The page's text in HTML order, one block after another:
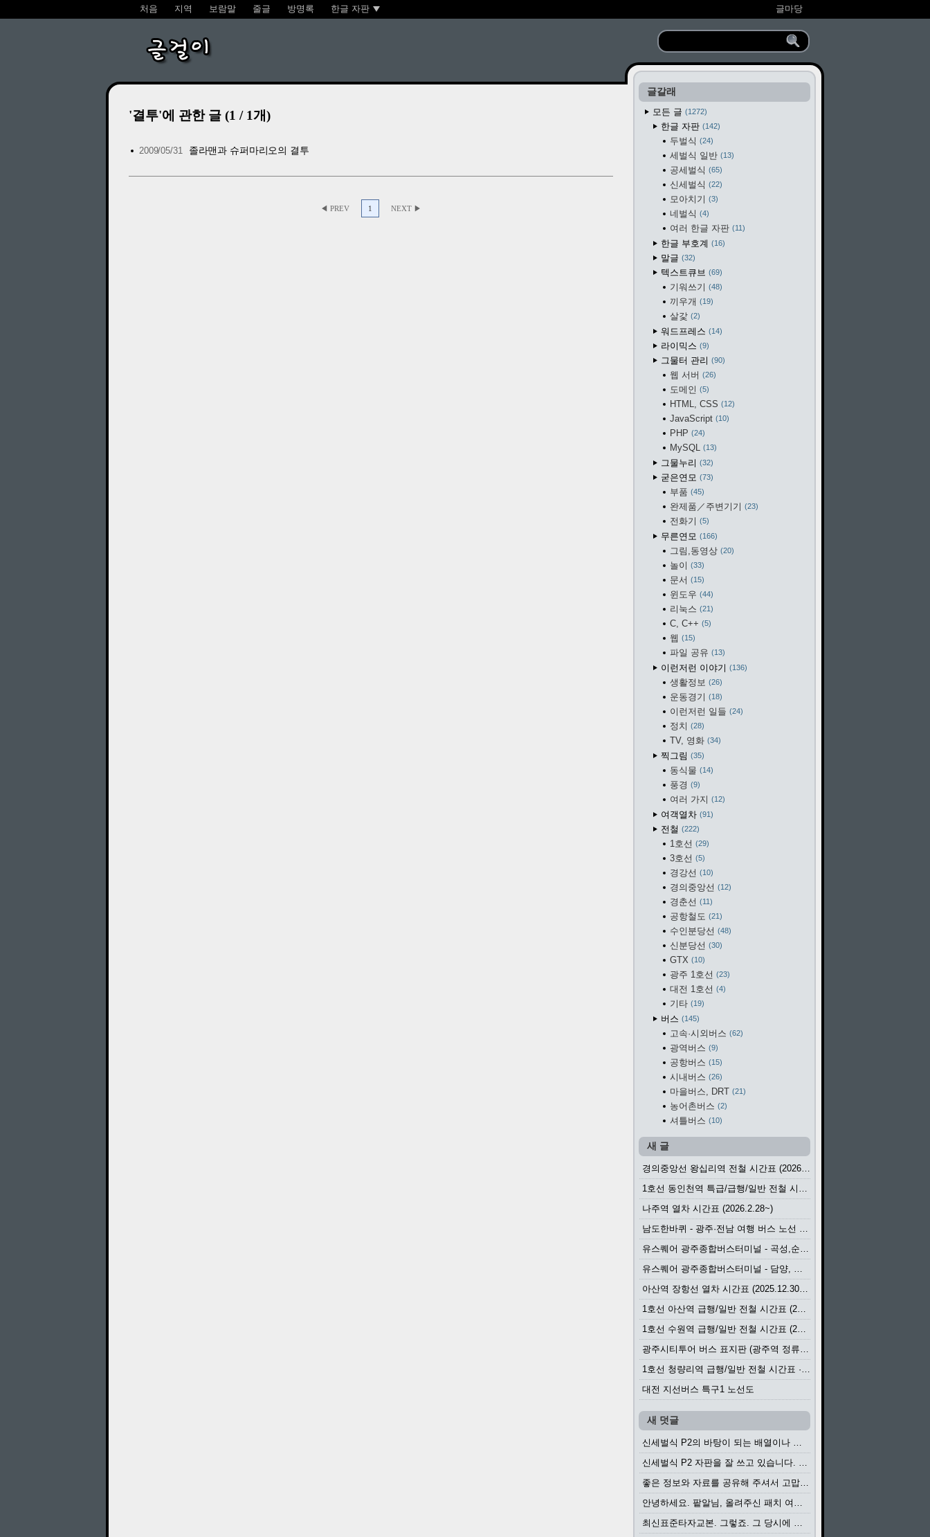
처음 지역 보람말 줄글 방명록 한글 자판 글마당
글걸이
'결투'에 관한 글 (1 / 1개)
2009/05/31 졸라맨과 슈퍼마리오의 결투
◀ PREV 1 NEXT ▶
글갈래
모든 글
1272
한글 자판 142
두벌식 24
세벌식 일반 13
공세벌식 65
신세벌식 22
모아치기 3
네벌식 4
여러 한글 자판 11
한글 부호계 16
말글 32
텍스트큐브 69
기워쓰기 48
끼우개 19
살갗 2
워드프레스 14
라이믹스 9
그물터 관리 90
웹 서버 26
도메인 5
HTML, CSS 12
JavaScript 10
PHP 24
MySQL 13
그물누리 32
굳은연모 73
부품 45
완제품／주변기기 23
전화기 5
무른연모 166
그림,동영상 20
놀이 33
문서 15
윈도우 44
리눅스 21
C, C++ 5
웹 15
파일 공유 13
이런저런 이야기 136
생활정보 26
운동경기 18
이런저런 일들 24
정치 28
TV, 영화 34
찍그림 35
동식물 14
풍경 9
여러 가지 12
여객열차 91
전철 222
1호선 29
3호선 5
경강선 10
경의중앙선 12
경춘선 11
공항철도 21
수인분당선 48
신분당선 30
GTX 10
광주 1호선 23
대전 1호선 4
기타 19
버스 145
고속·시외버스 62
광역버스 9
공항버스 15
시내버스 26
마을버스, DRT 21
농어촌버스 2
셔틀버스 10
새 글
경의중앙선 왕십리역 전철 시간표 (2026.4.20~)
1호선 동인천역 특급/급행/일반 전철 시간표 (2026.2.28~)
나주역 열차 시간표 (2026.2.28~)
남도한바퀴 - 광주·전남 여행 버스 노선 (2026.3.1~5.31)
유스퀘어 광주종합버스터미널 - 곡성,순천／화순,보성,율포 방면 시외버스 시간표 (2026.1.31)
유스퀘어 광주종합버스터미널 - 담양, 순창, 남원, 무주, 장수, 거창, 대구 방면 시외버스 시간표 (2026...
아산역 장항선 열차 시간표 (2025.12.30 기준) (무궁화호, ITX-마음, 새마을호, 서해금빛열차)
1호선 아산역 급행/일반 전철 시간표 (2025.12.30~)
1호선 수원역 급행/일반 전철 시간표 (2025.12.30~)
광주시티투어 버스 표지판 (광주역 정류장) (2024?)
1호선 청량리역 급행/일반 전철 시간표 · 노선도 (2025.12.30~)
대전 지선버스 특구1 노선도
새 덧글
신세벌식 P2의 바탕이 되는 배열이나 주요 기능...
신세벌식 P2 자판을 잘 쓰고 있습니다. 쓰기 편리...
좋은 정보와 자료를 공유해 주셔서 고맙습니다....
안녕하세요. 팥알님, 올려주신 패치 여러모로 감사...
최신표준타자교본. 그렇죠. 그 당시에 최신 표준...